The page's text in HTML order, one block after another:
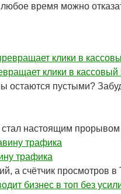
время можно
клики в кассовый
остаются пустыми?
стал настоящим
трафика
а счётчик просмотров в